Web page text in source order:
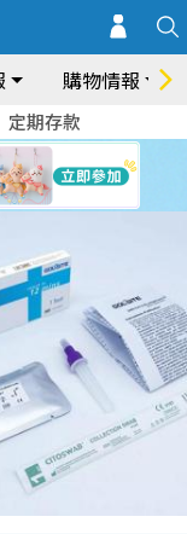
購物情報
定期存款